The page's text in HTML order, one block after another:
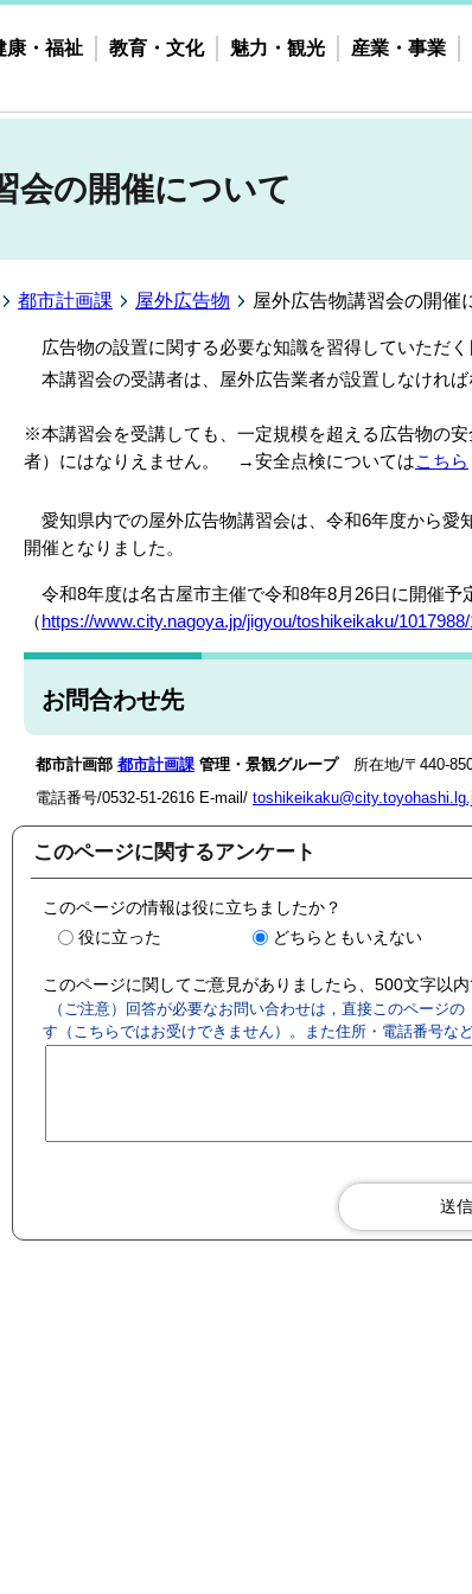
康・福祉 教育・文化 魅力・観光 産業・事業
会の開催について
都市計画課 屋外広告物 屋外広告物講習会の開催
広告物の設置に関する必要な知識を習得していただく
本講習会の受講者は、屋外広告業者が設置しなけれ
※本講習会を受講しても、一定規模を超える広告物の
者）にはなりえません。 →安全点検についてはこちら
愛知県内での屋外広告物講習会は、令和6年度から愛
開催となりました。
令和8年度は名古屋市主催で令和8年8月26日に開催予
（https://www.city.nagoya.jp/jigyou/toshikeikaku/
お問合わせ先
都市計画部 都市計画課 管理・景観グループ 所在地/〒440-
電話番号/0532-51-2616 E-mail/
このページに関するアンケート
このページの情報は役に立ちましたか？
役に立った
どちらともいえない
このページに関してご意見がありましたら、500文字以
（ご注意）回答が必要なお問い合わせは，直接このページ
す（こちらではお受けできません）。また住所・電話番号な